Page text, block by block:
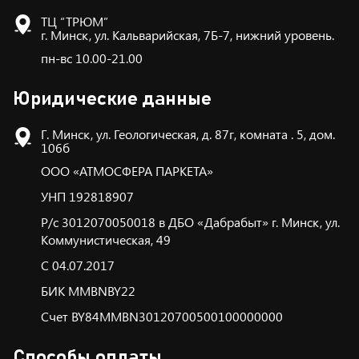
ТЦ “ТРЮМ”
г. Минск, ул. Кальварийская, 7Б-7, нижний уровень.
пн-вс 10.00-21.00
Юридические данные
Г. Минск, ул. Геологическая, д. 87г, комната . 5, дом.
106б
ООО «АТМОСФЕРА ПАРКЕТА»
УНП 192818907
Р/с 3012070050018 в ДБО «Дабрабыт» г. Минск, ул.
Коммунистическая, 49
С 04.07.2017
БИК ММBNBY22
Счет BY84MMBN30120700500100000000